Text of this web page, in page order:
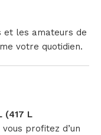
et les amateurs de
votre quotidien.
(417 L
vous profitez d’un